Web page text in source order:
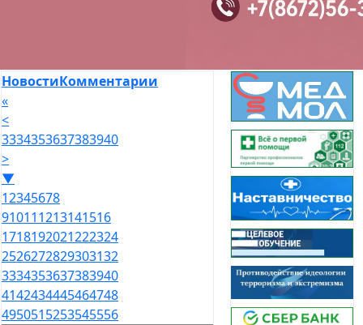
НовостиКомментарии
«
<
3334353637383940
>
▼
12345678
910111213141516
1718192021222324
2526272829303132
3334353637383940
4142434445464748
4950515253545556